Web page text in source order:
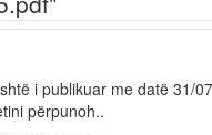
i publikuar me datë 31/
përpunoh..